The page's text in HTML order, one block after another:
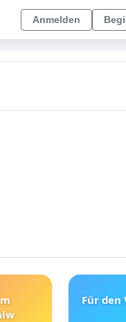
Anmelden
Für den